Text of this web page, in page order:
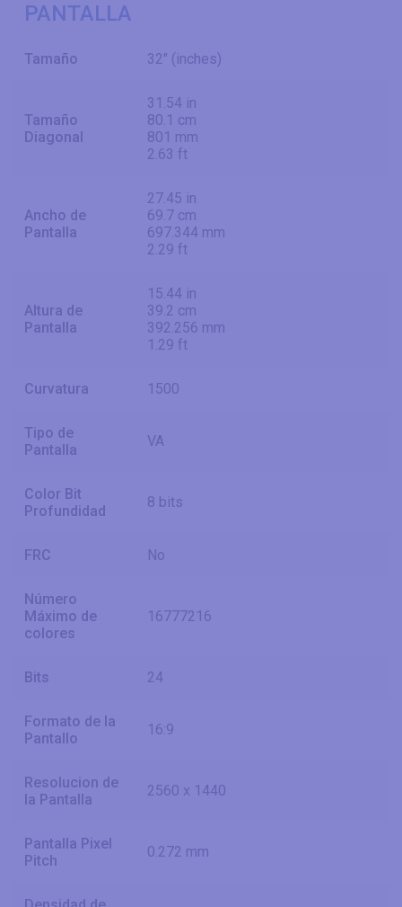
PANTALLA
Tamaño 32" (inches)
Tamaño
Diagonal
31.54 in
80.1 cm
801 mm
2.63 ft
Ancho de
Pantalla
27.45 in
69.7 cm
697.344 mm
2.29 ft
Altura de
Pantalla
15.44 in
39.2 cm
392.256 mm
1.29 ft
Curvatura 1500
Tipo de
Pantalla
VA
Color Bit
Profundidad
8 bits
FRC No
Número
Máximo de
colores
16777216
Bits 24
Formato de la
Pantallo
16:9
Resolucion de
la Pantalla
2560 x 1440
Pantalla Pixel
Pitch
0.272 mm